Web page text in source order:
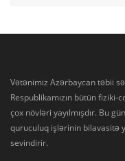
Vətənimiz Azərbaycan təbii
Respublikamızın bütün
çox növləri yayılmışdır. Bu
quruculuq işlərinin bilavasitə
sevindirir.